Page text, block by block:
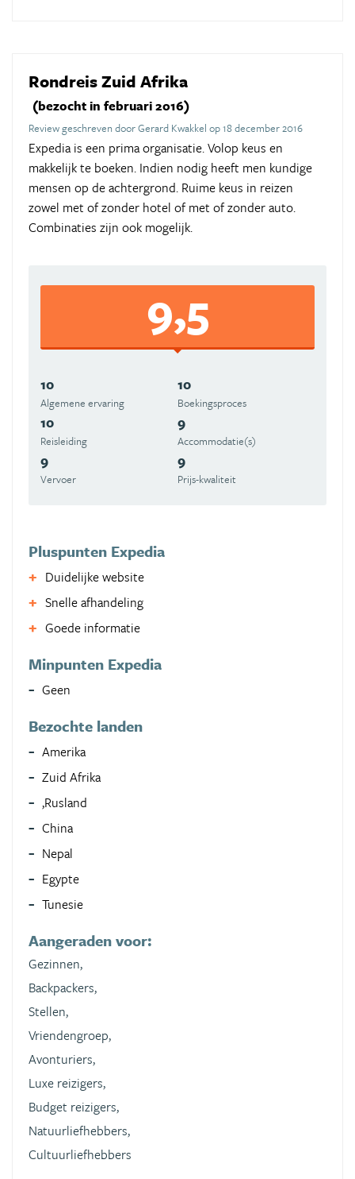
Rondreis Zuid Afrika
(bezocht in februari 2016)
Review geschreven door Gerard Kwakkel op 18 december 2016
Expedia is een prima organisatie. Volop keus en
makkelijk te boeken. Indien nodig heeft men kundige
mensen op de achtergrond. Ruime keus in reizen
zowel met of zonder hotel of met of zonder auto.
Combinaties zijn ook mogelijk.
9,5
10
Algemene ervaring
10
Boekingsproces
10
Reisleiding
9
Accommodatie(s)
9
Vervoer
9
Prijs-kwaliteit
Pluspunten Expedia
Duidelijke website
Snelle afhandeling
Goede informatie
Minpunten Expedia
Geen
Bezochte landen
Amerika
Zuid Afrika
,Rusland
China
Nepal
Egypte
Tunesie
Aangeraden voor:
Gezinnen,
Backpackers,
Stellen,
Vriendengroep,
Avonturiers,
Luxe reizigers,
Budget reizigers,
Natuurliefhebbers,
Cultuurliefhebbers